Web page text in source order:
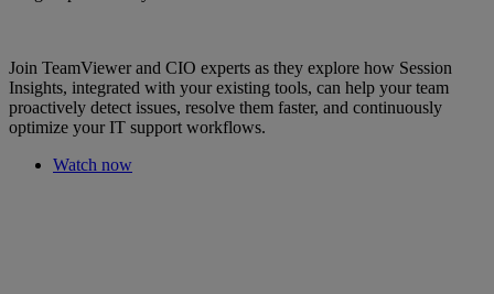
Join TeamViewer and CIO experts as they explore how Session
Insights, integrated with your existing tools, can help your team
proactively detect issues, resolve them faster, and continuously
optimize your IT support workflows.
Watch now